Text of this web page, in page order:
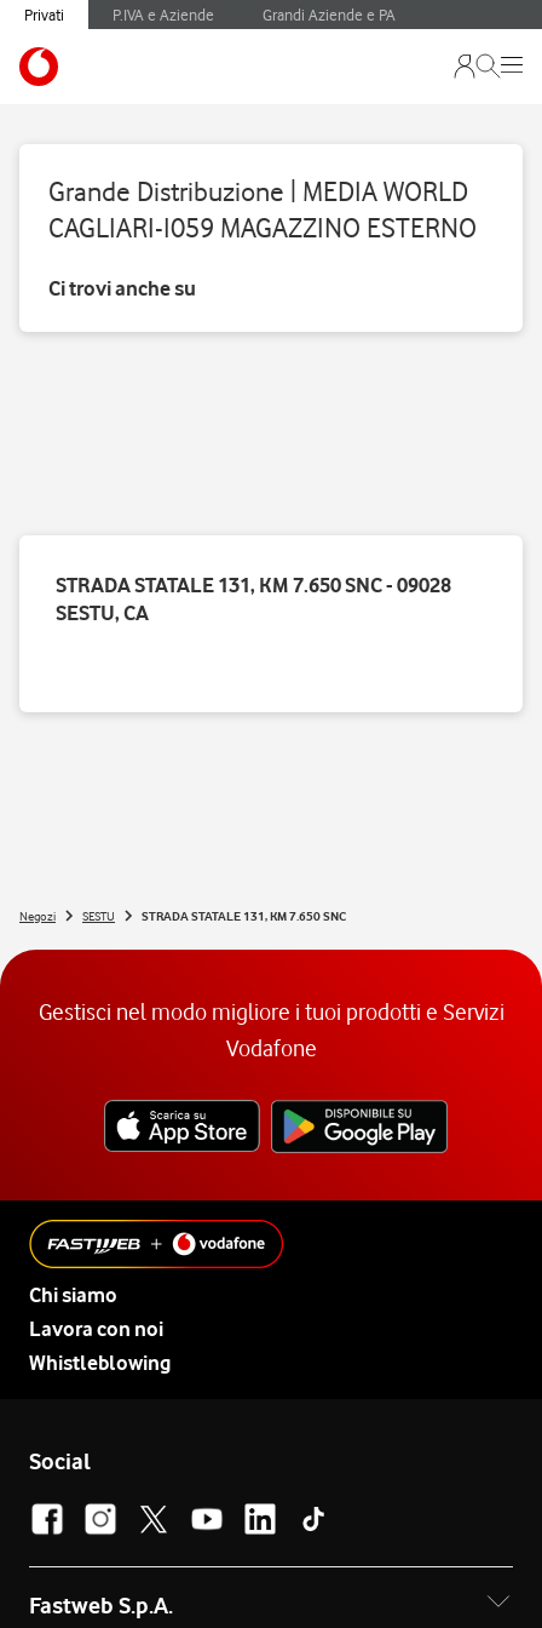
Privati P.IVA e Aziende Grandi Aziende e PA
Grande Distribuzione | MEDIA WORLD
CAGLIARI-I059 MAGAZZINO ESTERNO
Ci trovi anche su
STRADA STATALE 131, KM 7.650 SNC - 09028
SESTU, CA
Negozi SESTU STRADA STATALE 131, KM 7.650 SNC
Gestisci nel modo migliore i tuoi prodotti e Servizi
Vodafone
Chi siamo
Lavora con noi
Whistleblowing
Social
Fastweb S.p.A.